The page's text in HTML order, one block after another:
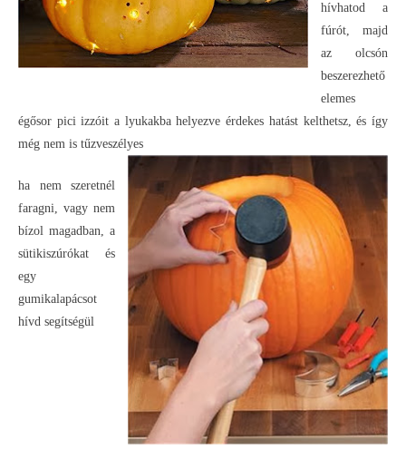
hívhatod a
fúrót, majd
az olcsón
beszerezhető
elemes
égősor pici izzóit a lyukakba helyezve érdekes hatást kelthetsz, és így
még nem is tűzveszélyes
ha nem szeretnél
faragni, vagy nem
bízol magadban, a
sütikiszúrókat és
egy
gumikalapácsot
hívd segítségül